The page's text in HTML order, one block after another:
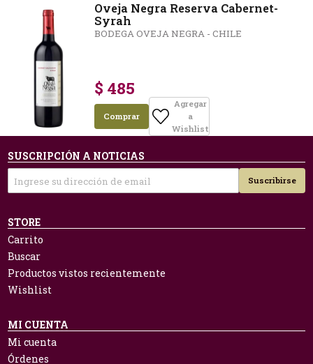
Oveja Negra Reserva Cabernet-
Syrah
BODEGA OVEJA NEGRA - CHILE
$ 485
Comprar
Agregar
a
Wishlist
SUSCRIPCIÓN A NOTICIAS
Suscribirse
STORE
Carrito
Buscar
Productos vistos recientemente
Wishlist
MI CUENTA
Mi cuenta
Órdenes